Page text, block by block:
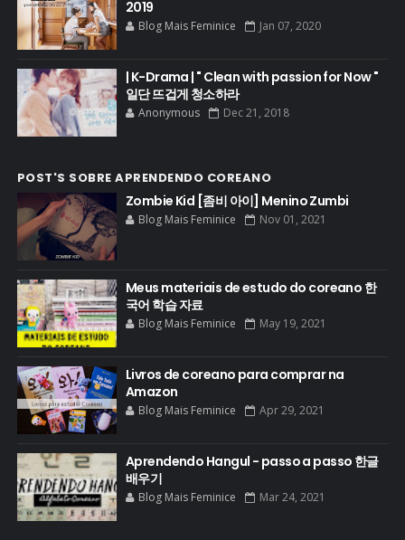
2019
Blog Mais Feminice Jan 07, 2020
| K-Drama | " Clean with passion for Now "
일단 뜨겁게 청소하라
Anonymous Dec 21, 2018
POST'S SOBRE APRENDENDO COREANO
Zombie Kid [좀비 아이] Menino Zumbi
Blog Mais Feminice Nov 01, 2021
Meus materiais de estudo do coreano 한
국어 학습 자료
Blog Mais Feminice May 19, 2021
Livros de coreano para comprar na
Amazon
Blog Mais Feminice Apr 29, 2021
Aprendendo Hangul - passo a passo 한글
배우기
Blog Mais Feminice Mar 24, 2021